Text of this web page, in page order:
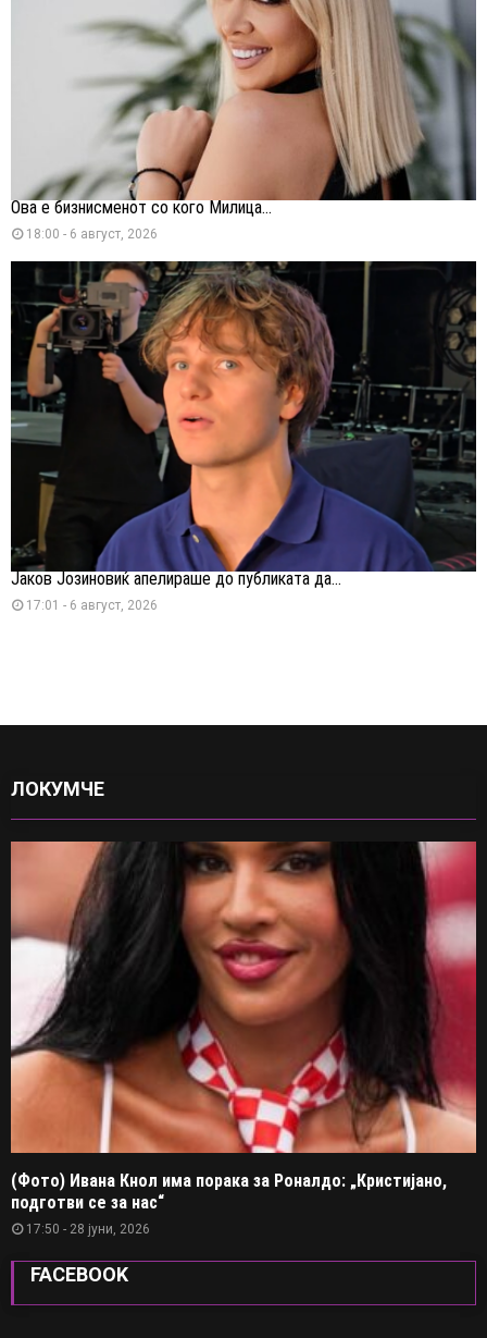
Ова е бизнисменот со кого Милица...
18:00 - 6 август, 2026
Јаков Јозиновиќ апелираше до публиката да...
17:01 - 6 август, 2026
ЛОКУМЧЕ
(Фото) Ивана Кнол има порака за Роналдо: „Кристијано,
подготви се за нас“
17:50 - 28 јуни, 2026
FACEBOOK